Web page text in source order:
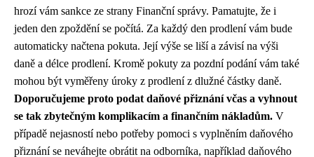
hrozí vám sankce ze strany Finanční správy. Pamatujte, že i
jeden den zpoždění se počítá. Za každý den prodlení vám bude
automaticky načtena pokuta. Její výše se liší a závisí na výši
daně a délce prodlení. Kromě pokuty za pozdní podání vám také
mohou být vyměřeny úroky z prodlení z dlužné částky daně.
Doporučujeme proto podat daňové přiznání včas a vyhnout
se tak zbytečným komplikacím a finančním nákladům. V
případě nejasností nebo potřeby pomoci s vyplněním daňového
přiznání se neváhejte obrátit na odborníka, například daňového